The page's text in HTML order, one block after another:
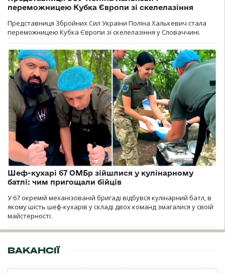
переможницею Кубка Європи зі скелелазіння
Представниця Збройних Сил України Поліна Халькевич стала
переможницею Кубка Європи зі скелелазіння у Словаччині.
Шеф-кухарі 67 ОМБр зійшлися у кулінарному
батлі: чим пригощали бійців
У 67 окремій механізованій бригаді відбувся кулінарний батл, в
якому шість шеф-кухарів у складі двох команд змагалися у своїй
майстерності.
ВАКАНСІЇ